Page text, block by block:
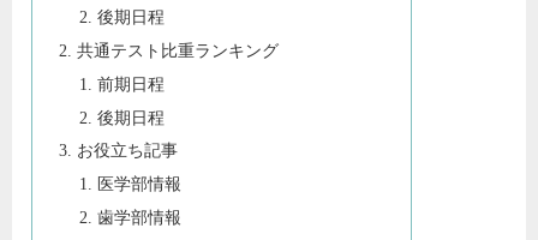
後期日程
共通テスト比重ランキング
前期日程
後期日程
お役立ち記事
医学部情報
歯学部情報